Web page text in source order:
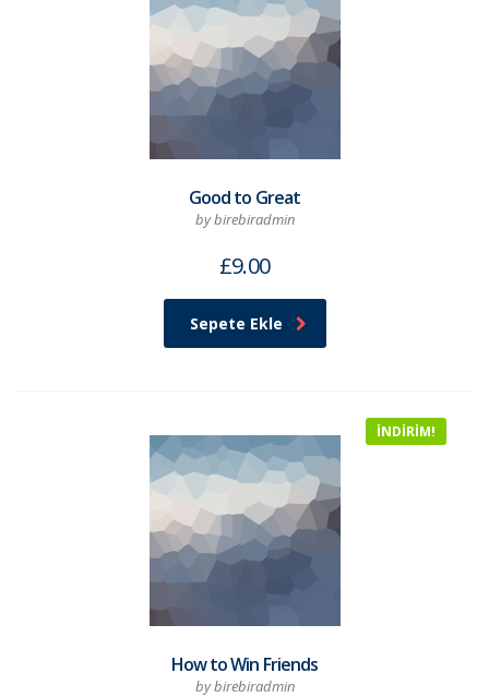
Good to Great
by birebiradmin
£9.00
Sepete Ekle
İNDIRIM!
How to Win Friends
by birebiradmin